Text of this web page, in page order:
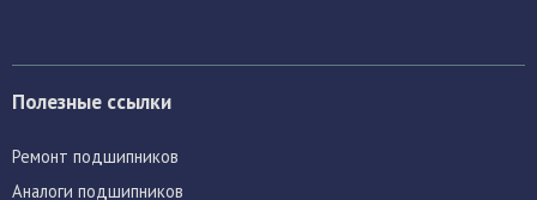
Полезные ссылки
Ремонт подшипников
Аналоги подшипников